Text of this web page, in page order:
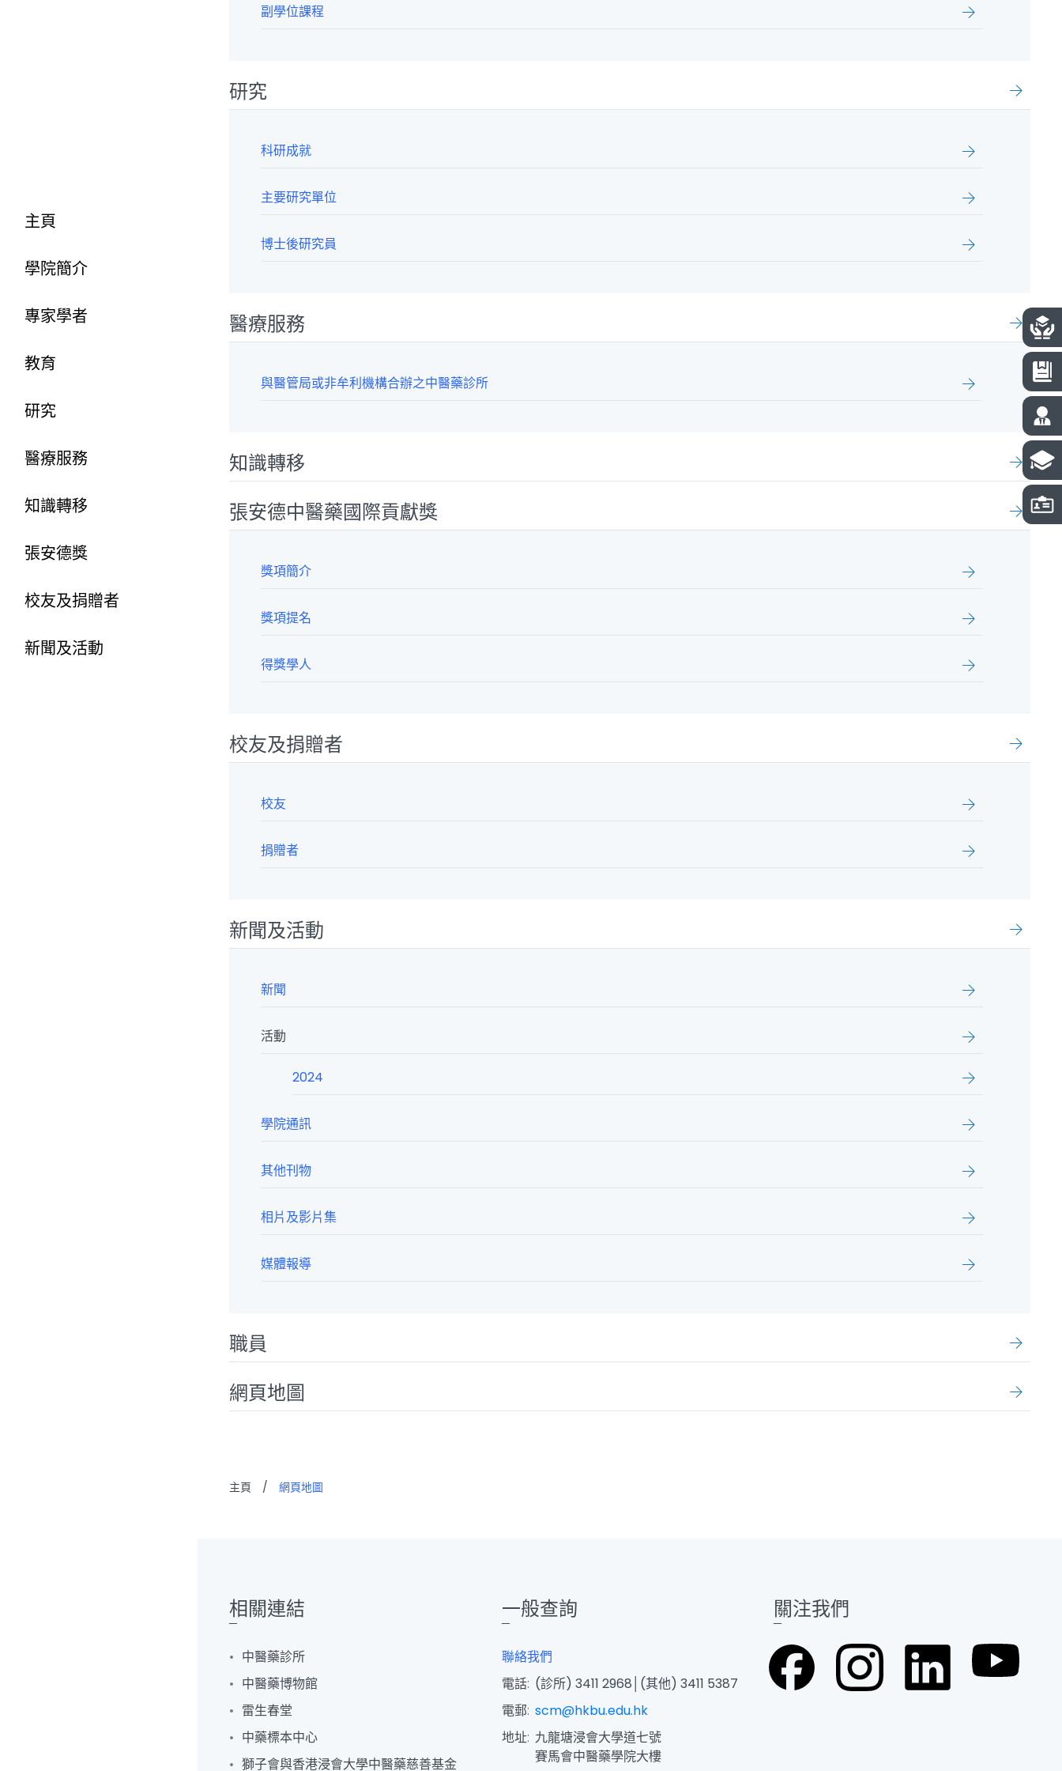
主頁
學院簡介
專家學者
教育
研究
醫療服務
知識轉移
張安德獎
校友及捐贈者
新聞及活動
副學位課程
研究
科研成就
主要研究單位
博士後研究員
醫療服務
與醫管局或非牟利機構合辦之中醫藥診所
知識轉移
張安德中醫藥國際貢獻獎
獎項簡介
獎項提名
得獎學人
校友及捐贈者
校友
捐贈者
新聞及活動
新聞
活動
2024
學院通訊
其他刊物
相片及影片集
媒體報導
職員
網頁地圖
主頁 / 網頁地圖
相關連結
中醫藥診所
中醫藥博物館
雷生春堂
中藥標本中心
獅子會與香港浸會大學中醫藥慈善基金
一般查詢
聯絡我們
電話: (診所) 3411 2968│(其他) 3411 5387
電郵: scm@hkbu.edu.hk
地址: 九龍塘浸會大學道七號
賽馬會中醫藥學院大樓
關注我們